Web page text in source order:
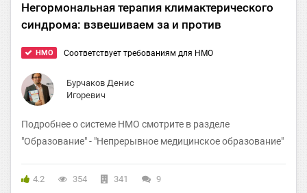
Негормональная терапия климактерического
синдрома: взвешиваем за и против
HMO Соответствует требованиям для НМО
Бурчаков Денис
Игоревич
Подробнее о системе НМО смотрите в разделе
"Образование" - "Непрерывное медицинское образование"
4.2 354 341
9